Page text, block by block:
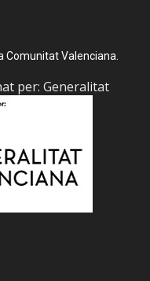
Comunitat Valenciana.
per: Generalitat